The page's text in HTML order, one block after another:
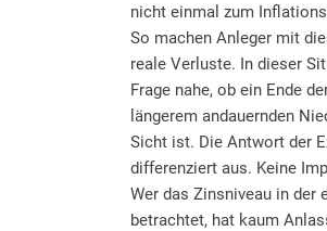
nicht einmal zum
So machen Anleger mit
reale Verluste. In dieser
Frage nahe, ob ein Ende
längerem andauernden
Sicht ist. Die Antwort der
differenziert aus. Keine
Wer das Zinsniveau in der
betrachtet, hat kaum